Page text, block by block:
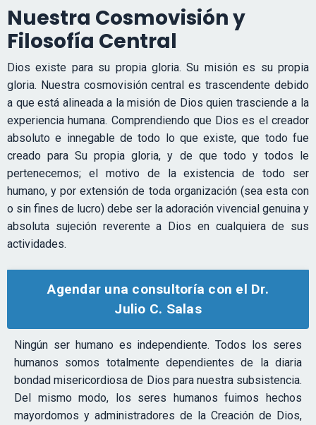
Nuestra Cosmovisión y
Filosofía Central
Dios existe para su propia gloria. Su misión es su propia
gloria. Nuestra cosmovisión central es trascendente debido
a que está alineada a la misión de Dios quien trasciende a la
experiencia humana. Comprendiendo que Dios es el creador
absoluto e innegable de todo lo que existe, que todo fue
creado para Su propia gloria, y de que todo y todos le
pertenecemos; el motivo de la existencia de todo ser
humano, y por extensión de toda organización (sea esta con
o sin fines de lucro) debe ser la adoración vivencial genuina y
absoluta sujeción reverente a Dios en cualquiera de sus
actividades.
Agendar una consultoría con el Dr.
Julio C. Salas
Ningún ser humano es independiente. Todos los seres
humanos somos totalmente dependientes de la diaria
bondad misericordiosa de Dios para nuestra subsistencia.
Del mismo modo, los seres humanos fuimos hechos
mayordomos y administradores de la Creación de Dios,